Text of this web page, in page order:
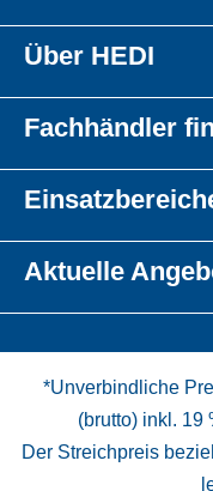
Über HEDI
Fachhändler
Aktuelle
*Unverbindliche
(brutto) inkl. 19
Der Streichpreis